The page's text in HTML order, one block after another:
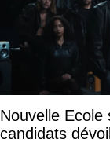
Nouvelle
candidats